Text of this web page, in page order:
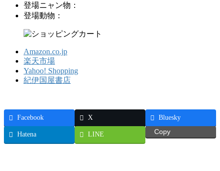
登場ニャン物：
登場動物：
Amazon.co.jp
楽天市場
Yahoo! Shopping
紀伊国屋書店
Facebook X Bluesky
Hatena LINE Copy